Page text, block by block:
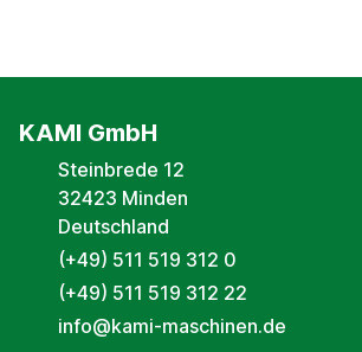
KAMI GmbH
Steinbrede 12
32423 Minden
Deutschland
(+49) 511 519 312 0
(+49) 511 519 312 22
info@kami-maschinen.de